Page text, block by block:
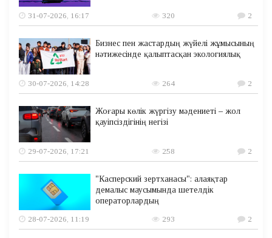
31-07-2026, 16:17 320 2
Бизнес пен жастардың жүйелі жұмысының
нәтижесінде қалыптасқан экологиялық
30-07-2026, 14:28 264 2
Жоғары көлік жүргізу мәдениеті – жол
қауіпсіздігінің негізі
29-07-2026, 17:21 258 2
"Касперский зертханасы": алаяқтар
демалыс маусымында шетелдік
операторлардың
28-07-2026, 11:19
293 2